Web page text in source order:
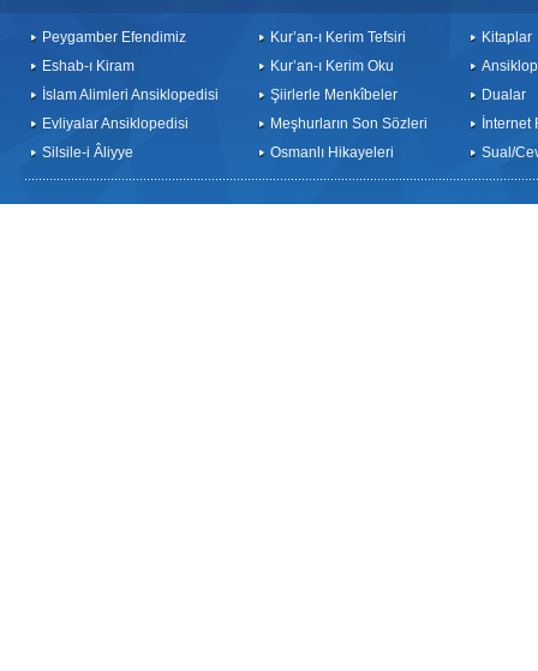
Peygamber Efendimiz
Eshab-ı Kiram
İslam Alimleri Ansiklopedisi
Evliyalar Ansiklopedisi
Silsile-i Âliyye
Kur’an-ı Kerim Tefsiri
Kur’an-ı Kerim Oku
Şiirlerle Menkîbeler
Meşhurların Son Sözleri
Osmanlı Hikayeleri
Kitaplar
Dualar
İnternet
Sual/